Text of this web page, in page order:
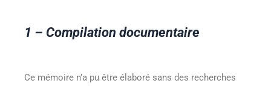
1 – Compilation documentaire
Ce mémoire n’a pu être élaboré sans des recherches